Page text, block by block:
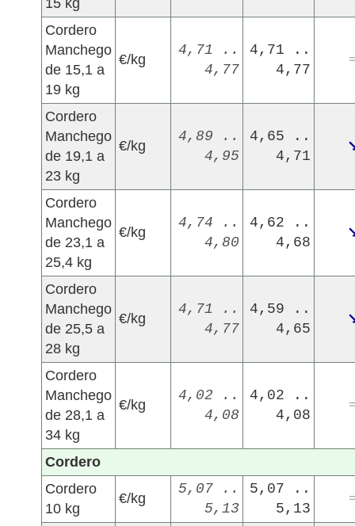
15 kg
Cordero
Manchego
de 15,1 a
19 kg
€/kg
4,71 ..
4,77
4,71 ..
4,77
Cordero
Manchego
de 19,1 a
23 kg
€/kg
4,89 ..
4,95
4,65 ..
4,71
Cordero
Manchego
de 23,1 a
25,4 kg
€/kg
4,74 ..
4,80
4,62 ..
4,68
Cordero
Manchego
de 25,5 a
28 kg
€/kg
4,71 ..
4,77
4,59 ..
4,65
Cordero
Manchego
de 28,1 a
34 kg
€/kg
4,02 ..
4,08
4,02 ..
4,08
Cordero
Cordero
10 kg
€/kg
5,07 ..
5,13
5,07 ..
5,13